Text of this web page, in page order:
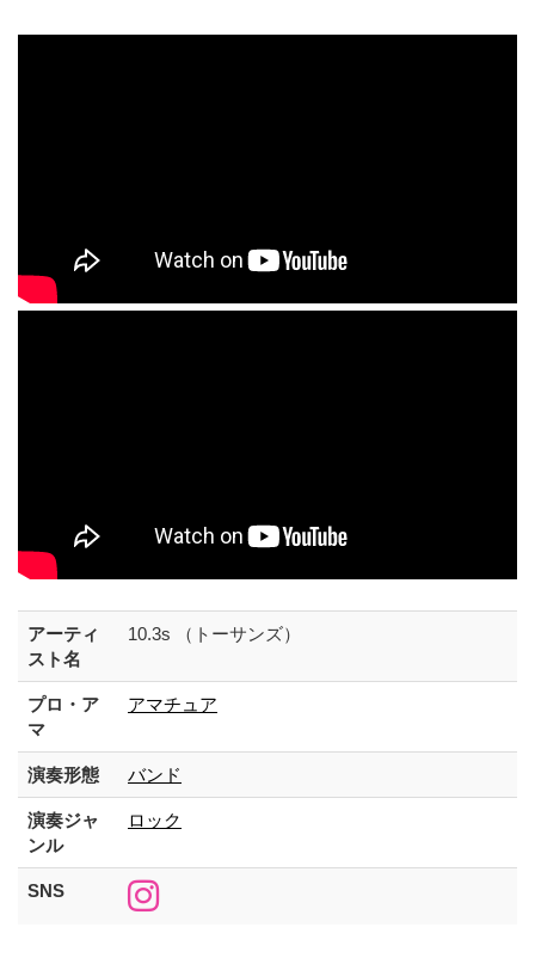
アーティ
スト名
10.3s （トーサンズ）
プロ・ア
マ
アマチュア
演奏形態 バンド
演奏ジャ
ンル
ロック
SNS